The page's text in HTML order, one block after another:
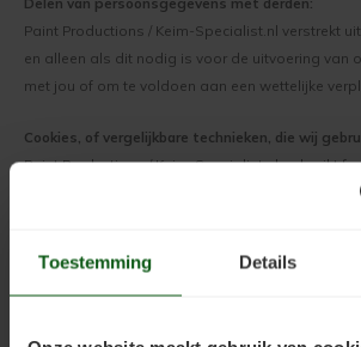
Toestemming Details
Concreton-Base
Paint Productions / Keim-Specialist.nl verstrekt
en alleen als dit nodig is voor de uitvoering van
met jou of om te voldoen aan een wettelijke
Cookies, of vergelijkbare technieken, die wij
Paint Productions / Keim-Specialist.nl gebruikt
en tracking cookies. Een cookie is een klein
Specialist.nl gebruikt cookies met een puur
Deze zorgen ervoor dat de website naar